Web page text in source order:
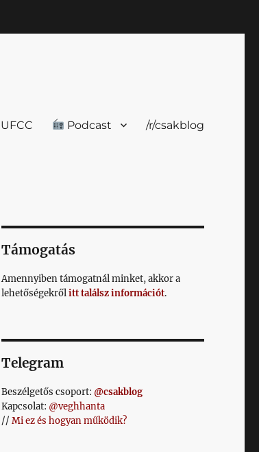
UFCC Podcast /r/csakblog
Támogatás
Amennyiben támogatnál minket, akkor a
lehetőségekrőlitt találsz információt.
Telegram
Beszélgetős csoport: @csakblog
Kapcsolat: @veghhanta
// Mi ez és hogyan működik?